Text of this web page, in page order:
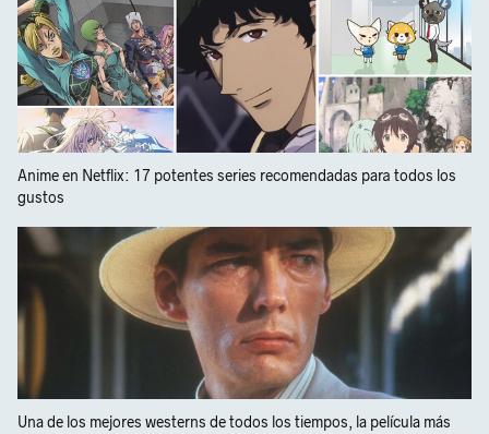
Anime en Netflix: 17 potentes series recomendadas para todos los
gustos
Una de los mejores westerns de todos los tiempos, la película más